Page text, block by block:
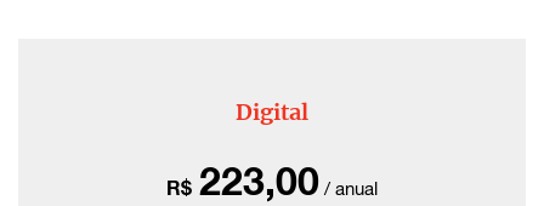
Digital
R$ 223,00 / anual